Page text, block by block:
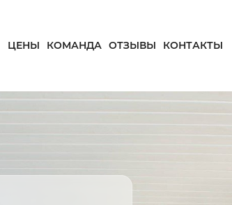
ЦЕНЫ КОМАНДА ОТЗЫВЫ КОНТАКТЫ